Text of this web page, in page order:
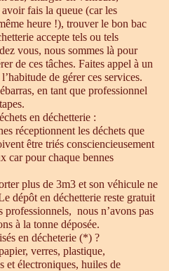
fais la queue (car les
heure !), trouver le bon bac
accepte tels ou tels
vous, nous sommes là pour
de ces tâches. Faites appel à un
de gérer ces services.
en tant que professionnel
en déchetterie :
réceptionnent les déchets que
être triés consciencieusement
car pour chaque bennes
plus de 3m3 et son véhicule ne
dépôt en déchetterie reste gratuit
nous n’avons pas
à la tonne déposée.
en décheterie (*) ?
verres, plastique,
et électroniques, huiles de